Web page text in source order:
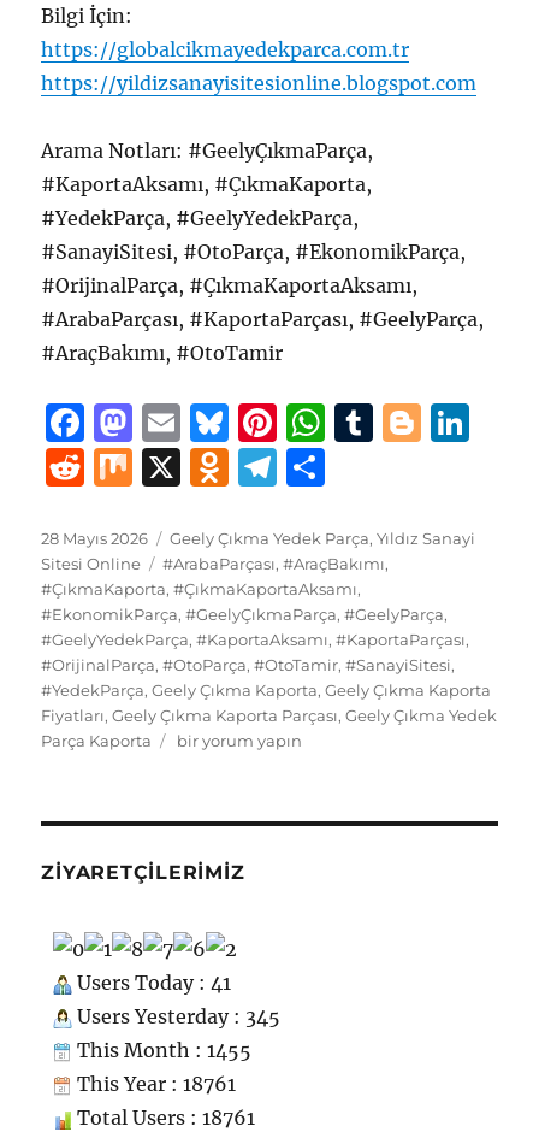
Bilgi İçin:
https://globalcikmayedekparca.com.tr
https://yildizsanayisitesionline.blogspot.com
Arama Notları: #GeelyÇıkmaParça,
#KaportaAksamı, #ÇıkmaKaporta,
#YedekParça, #GeelyYedekParça,
#SanayiSitesi, #OtoParça, #EkonomikParça,
#OrijinalParça, #ÇıkmaKaportaAksamı,
#ArabaParçası, #KaportaParçası, #GeelyParça,
#AraçBakımı, #OtoTamir
F
a
c
e
b
o
o
k
M
a
st
o
d
o
n
E
m
ai
l
B
lu
e
s
k
y
Pi
n
te
re
st
W
s
A
p
p
T
bl
r
B
g e
R
d
di
t
M X
O
n
o
kl
a
ss
ni
T
e
g
r
a
m
a
re
Yayın
tarihi
28 Mayıs 2026 Kategoriler
Geely Çıkma Yedek Parça,Yıldız Sanayi
Sitesi Online
Etiketler
#ArabaParçası,#AraçBakımı,
#ÇıkmaKaporta,#ÇıkmaKaportaAksamı,
#EkonomikParça,#GeelyÇıkmaParça,#GeelyParça,
#GeelyYedekParça,#KaportaAksamı,#KaportaParçası,
#OrijinalParça,#OtoParça,#OtoTamir,#SanayiSitesi,
#YedekParça,Geely Çıkma Kaporta,Geely Çıkma Kaporta
Fiyatları,Geely Çıkma Kaporta Parçası,Geely Çıkma Yedek
Parça Kaporta
Geely
için
bir yorum yapın
ZIYARETÇILERIMIZ
Users Today : 41
Users Yesterday : 345
This Month : 1455
This Year : 18761
Total Users : 18761